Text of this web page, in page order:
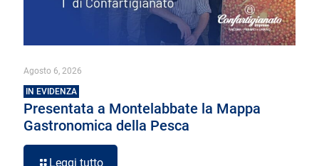
Agosto 6, 2026
IN EVIDENZA
Presentata a Montelabbate la Mappa
Gastronomica della Pesca
Leggi tutto